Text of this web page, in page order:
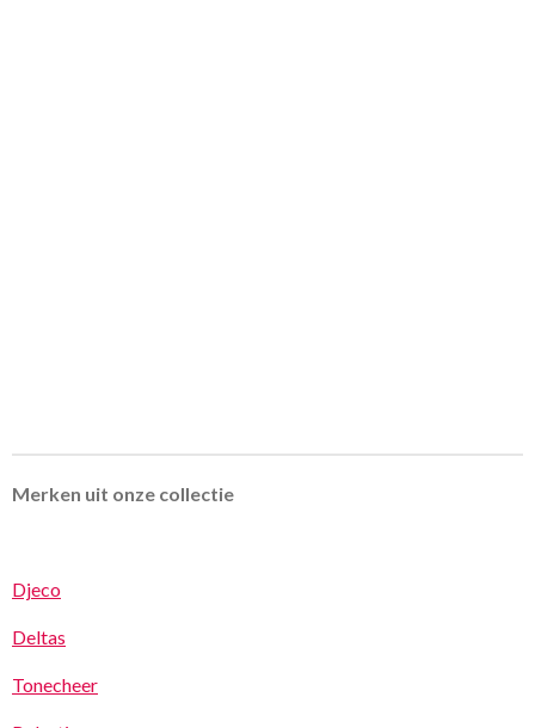
Merken uit onze collectie
Djeco
Deltas
Tonecheer